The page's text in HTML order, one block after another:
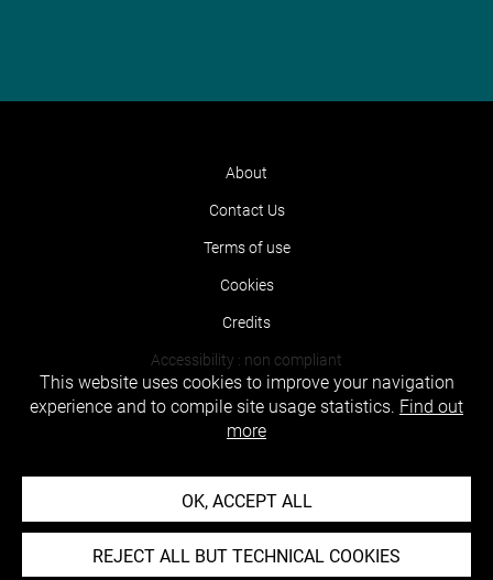
About
Contact Us
Terms of use
Cookies
Credits
Accessibility : non compliant
This website uses cookies to improve your navigation
experience and to compile site usage statistics. Find out
more
OK, ACCEPT ALL
REJECT ALL BUT TECHNICAL COOKIES